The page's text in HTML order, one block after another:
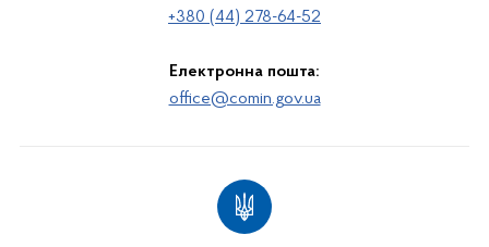
+380 (44) 278-64-52
Електронна пошта:
office@comin.gov.ua